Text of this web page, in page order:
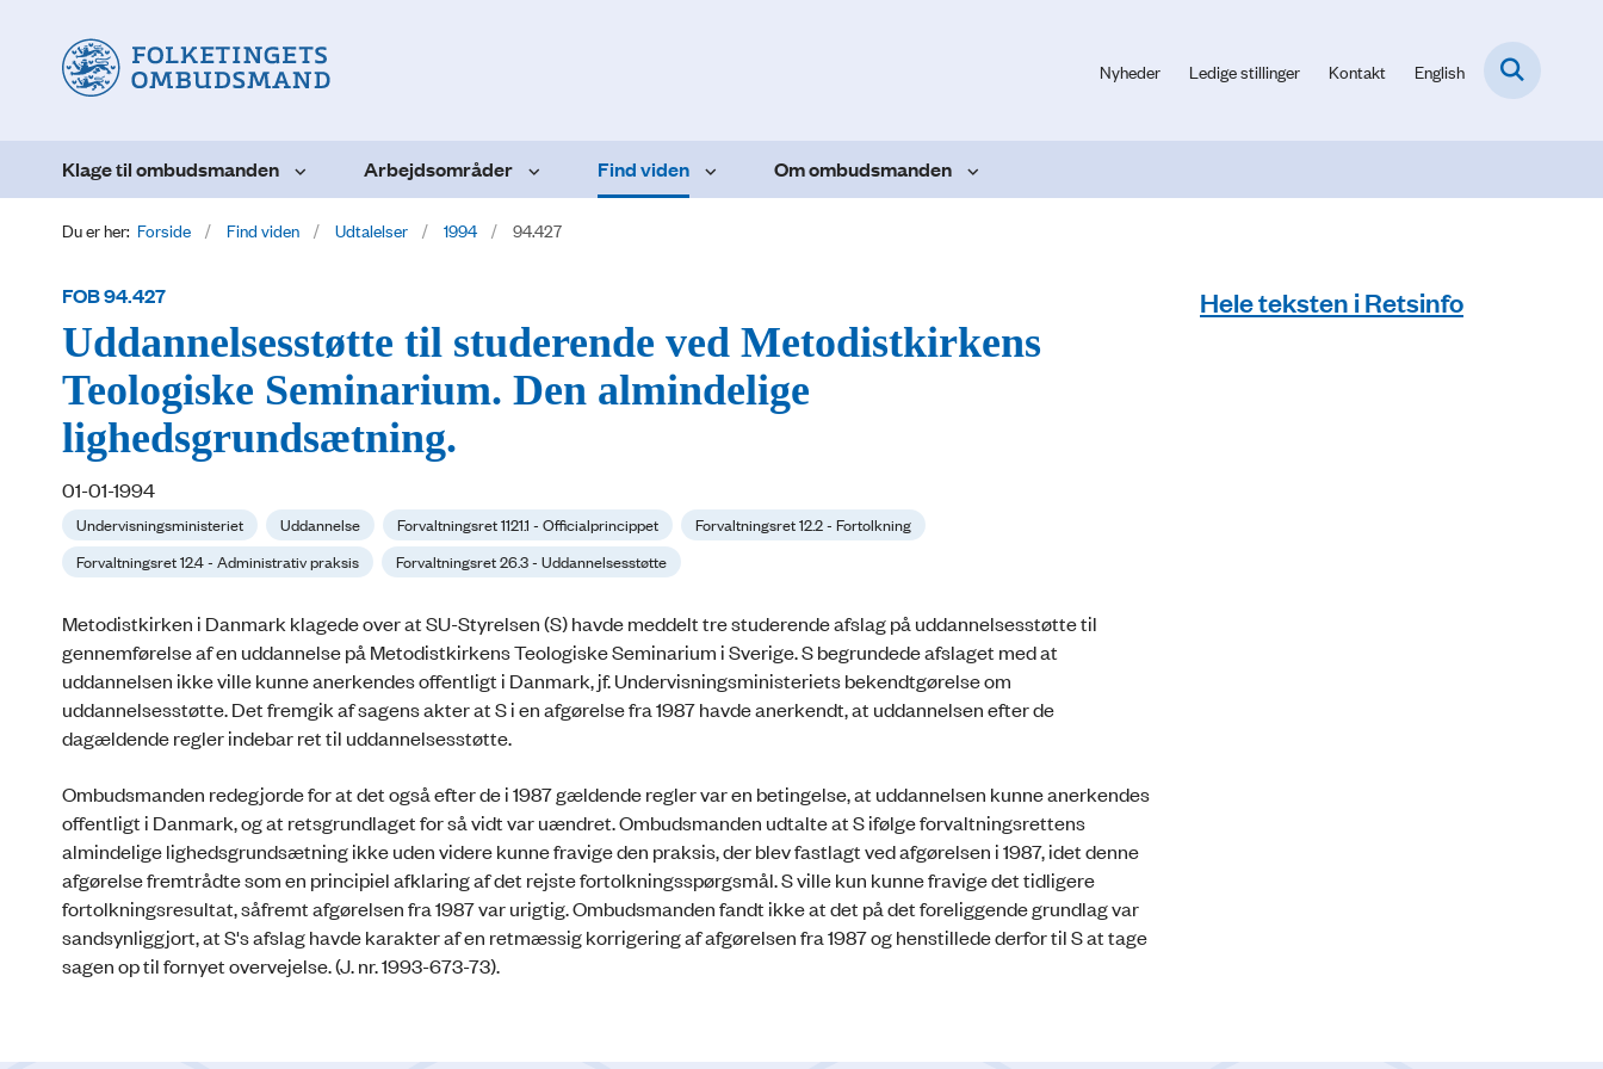
Nyheder Ledige stillinger Kontakt English
Klage til ombudsmanden Arbejdsområder Find viden Om ombudsmanden
Du er her: Forside Find viden Udtalelser 1994 94.427
FOB 94.427
Uddannelsesstøtte til studerende ved Metodistkirkens
Teologiske Seminarium. Den almindelige
lighedsgrundsætning.
01-01-1994
Undervisningsministeriet Uddannelse Forvaltningsret 1121.1 - Officialprincippet
Forvaltningsret 12.2 - Fortolkning
Forvaltningsret 12.4 - Administrativ praksis
Forvaltningsret 26.3 - Uddannelsesstøtte
Metodistkirken i Danmark klagede over at SU-Styrelsen (S) havde meddelt tre studerende afslag på uddannelsesstøtte til
gennemførelse af en uddannelse på Metodistkirkens Teologiske Seminarium i Sverige. S begrundede afslaget med at
uddannelsen ikke ville kunne anerkendes offentligt i Danmark, jf. Undervisningsministeriets bekendtgørelse om
uddannelsesstøtte. Det fremgik af sagens akter at S i en afgørelse fra 1987 havde anerkendt, at uddannelsen efter de
dagældende regler indebar ret til uddannelsesstøtte.
Ombudsmanden redegjorde for at det også efter de i 1987 gældende regler var en betingelse, at uddannelsen kunne anerkendes
offentligt i Danmark, og at retsgrundlaget for så vidt var uændret. Ombudsmanden udtalte at S ifølge forvaltningsrettens
almindelige lighedsgrundsætning ikke uden videre kunne fravige den praksis, der blev fastlagt ved afgørelsen i 1987, idet denne
afgørelse fremtrådte som en principiel afklaring af det rejste fortolkningsspørgsmål. S ville kun kunne fravige det tidligere
fortolkningsresultat, såfremt afgørelsen fra 1987 var urigtig. Ombudsmanden fandt ikke at det på det foreliggende grundlag var
sandsynliggjort, at S's afslag havde karakter af en retmæssig korrigering af afgørelsen fra 1987 og henstillede derfor til S at tage
sagen op til fornyet overvejelse. (J. nr. 1993-673-73).
Hele teksten i Retsinfo